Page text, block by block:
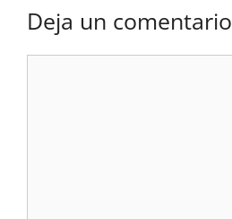
Deja un comentario